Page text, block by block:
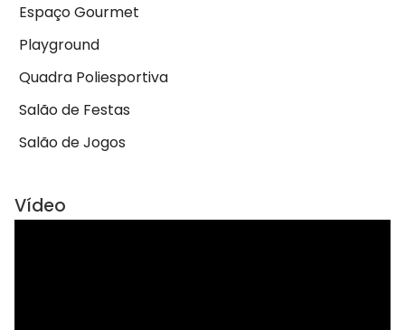
Espaço Gourmet
Playground
Quadra Poliesportiva
Salão de Festas
Salão de Jogos
Vídeo